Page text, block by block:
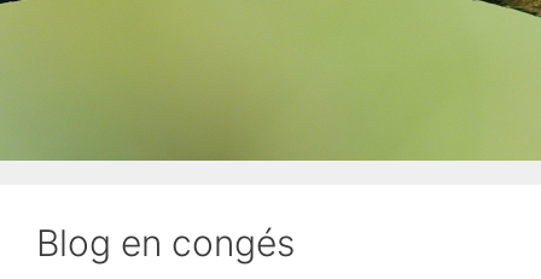
Blog en congés